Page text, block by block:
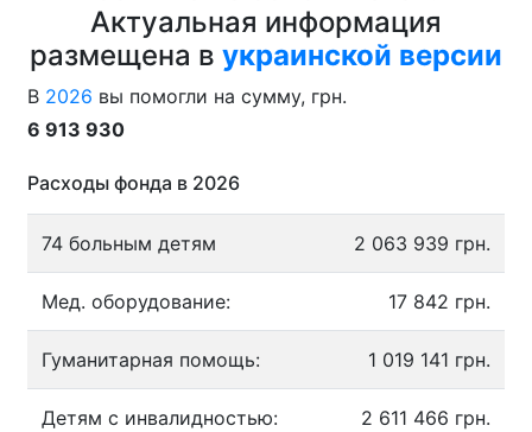
Актуальная информация
размещена в украинской версии
В 2026 вы помогли на сумму, грн.
6 913 930
Расходы фонда в 2026
74 больным детям 2 063 939 грн.
Мед. оборудование: 17 842 грн.
Гуманитарная помощь: 1 019 141 грн.
Детям с инвалидностью: 2 611 466 грн.